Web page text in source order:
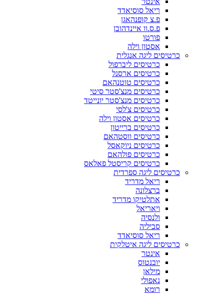
ריאל סוסיאדד
פ.צ קופנהאגן
פ.ס.וו איינדהובן
פורטו
אסטון וילה
כרטיסים ליגה אנגלית
כרטיסים ליברפול
כרטיסים ארסנל
כרטיסים טוטנהאם
כרטיסים מנצ'סטר סיטי
כרטיסים מנצ'סטר יונייטד
כרטיסים צ'לסי
כרטיסים אסטון וילה
כרטיסים ברייטון
כרטיסים ווסטהאם
כרטיסים ניוקאסל
כרטיסים פולהאם
כרטיסים קריסטל פאלאס
כרטיסים ליגה ספרדית
ריאל מדריד
ברצלונה
אתלטיקו מדריד
ויאריאל
ולנסיה
סביליה
ריאל סוסיאדד
כרטיסים ליגה איטלקית
אינטר
יובנטוס
מילאן
נאפולי
רומא